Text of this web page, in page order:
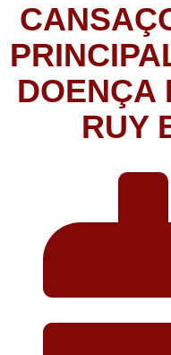
DOENÇA
RUY